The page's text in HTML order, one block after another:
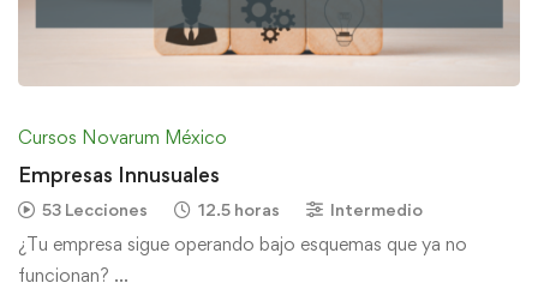
Cursos Novarum México
Empresas Innusuales
53 Lecciones 12.5 horas Intermedio
¿Tu empresa sigue operando bajo esquemas que ya no
funcionan? …